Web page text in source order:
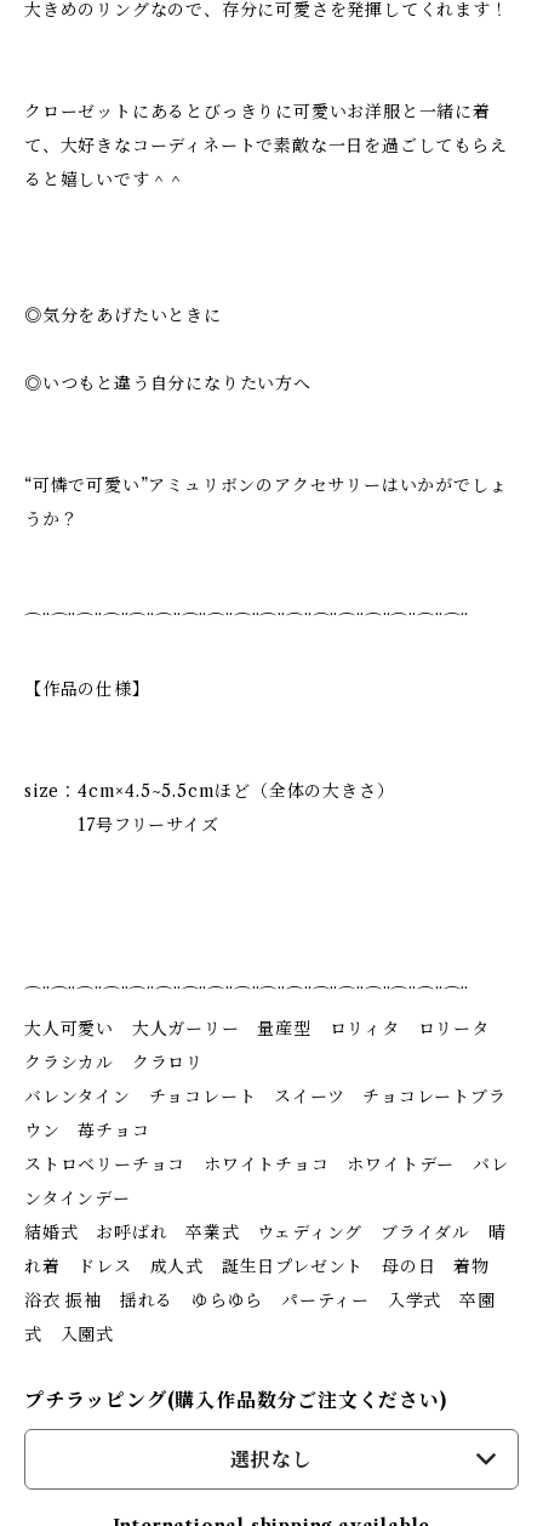
大きめのリングなので、存分に可愛さを発揮してくれます！
クローゼットにあるとびっきりに可愛いお洋服と一緒に着
て、大好きなコーディネートで素敵な一日を過ごしてもらえ
ると嬉しいです＾＾
◎気分をあげたいときに
◎いつもと違う自分になりたい方へ
“可憐で可愛い”アミュリボンのアクセサリーはいかがでしょ
うか？
⌒¨⌒¨⌒¨⌒¨⌒¨⌒¨⌒¨⌒¨⌒¨⌒¨⌒¨⌒¨⌒¨⌒¨⌒¨⌒¨⌒¨
【作品の仕様】
size：4cm×4.5~5.5cmほど（全体の大きさ）
17号フリーサイズ
⌒¨⌒¨⌒¨⌒¨⌒¨⌒¨⌒¨⌒¨⌒¨⌒¨⌒¨⌒¨⌒¨⌒¨⌒¨⌒¨⌒¨
大人可愛い 大人ガーリー 量産型 ロリィタ ロリータ
クラシカル クラロリ
バレンタイン チョコレート スイーツ チョコレートブラ
ウン 苺チョコ
ストロベリーチョコ ホワイトチョコ ホワイトデー バレ
ンタインデー
結婚式 お呼ばれ 卒業式 ウェディング ブライダル 晴
れ着 ドレス 成人式 誕生日プレゼント 母の日 着物
浴衣 振袖 揺れる ゆらゆら パーティー 入学式 卒園
式 入園式
プチラッピング(購入作品数分ご注文ください)
選択なし